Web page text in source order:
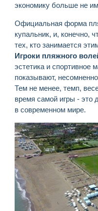
экономику больше не
Официальная форма
купальник, и, конечно,
тех, кто занимается
Игроки пляжного
эстетика и спортивное
показывают,
Тем не менее, темп,
время самой игры - это
в современном мире.